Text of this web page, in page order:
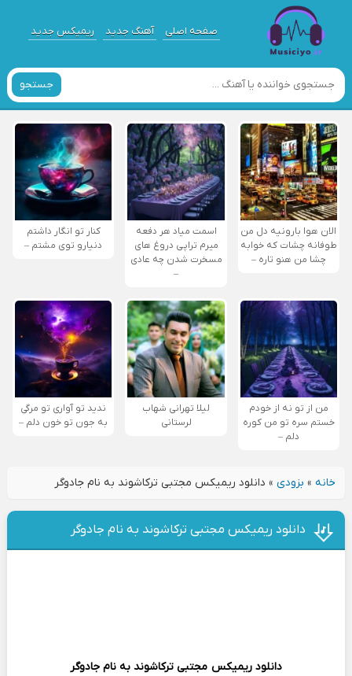
صفحه اصلی آهنگ جدید ریمیکس جدید
جستجو
الان هوا بارونیه دل من
طوفانه چشات که خوابه
چشا من هنو تاره –
اسمت میاد هر دفعه
میرم تراپی دروغ‌ های
مسخرت شدن چه عادی
–
کنار تو انگار داشتم
دنیارو توی مشتم –
من از تو نه از خودم
خستم سره تو من کوره
دلم –
لیلا تهرانی شهاب
لرستانی
ندید تو آواری تو مرگی
به جون تو خون دلم –
خانه» بزودی » دانلود ریمیکس مجتبی ترکاشوند به نام جادوگر
دانلود ریمیکس مجتبی ترکاشوند به نام جادوگر
دانلود ریمیکس مجتبی ترکاشوند به نام جادوگر